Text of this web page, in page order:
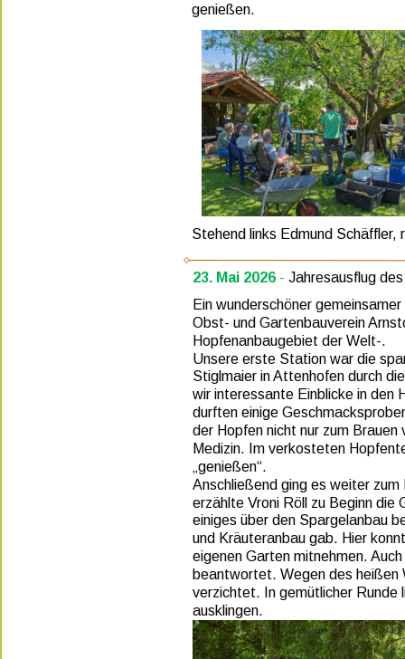
genießen.
Stehend links Edmund Schäffler,
23. Mai 2026 - Jahresausflug
Ein wunderschöner
Obst- und Gartenbauverein
Hopfenanbaugebiet der Welt-.
Unsere erste Station war die
Stiglmaier in Attenhofen durch
wir interessante Einblicke in den
durften einige
der Hopfen nicht nur zum
Medizin. Im verkosteten
„genießen“.
Anschließend ging es weiter
erzählte Vroni Röll zu Beginn
einiges über den Spargelanbau
und Kräuteranbau gab. Hier
eigenen Garten mitnehmen.
beantwortet. Wegen des
verzichtet. In gemütlicher Runde
ausklingen.